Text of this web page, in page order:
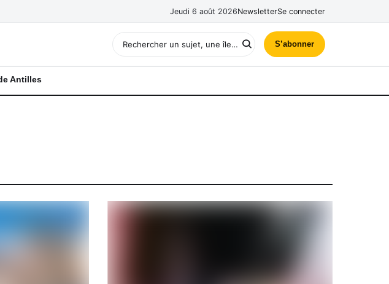
Jeudi 6 août 2026NewsletterSe connecter
S’abonner
Antilles